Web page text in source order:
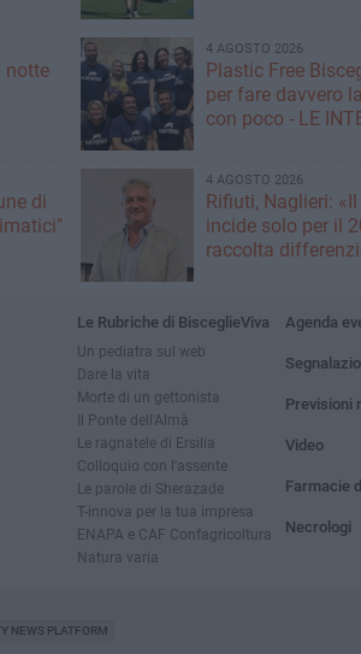
notte
4 AGOSTO 2026
Plastic Free
per fare davvero
con poco - LE
di
4 AGOSTO 2026
Rifiuti, Naglieri:
incide solo per il
raccolta
Le Rubriche di BisceglieViva
Un pediatra sul web
Dare la vita
Morte di un gettonista
Il Ponte dell'Almà
Le ragnatele di Ersilia
Colloquio con l'assente
Le parole di Sherazade
T-innova per la tua impresa
ENAPA e CAF Confagricoltura
Natura varia
Agenda
Previsioni
Video
Farmacie
Necrologi
NEWS PLATFORM